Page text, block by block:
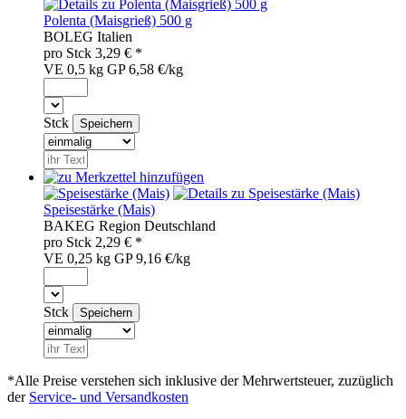
Polenta (Maisgrieß) 500 g
BOLEG Italien
pro Stck 3,29 € *
VE 0,5 kg GP 6,58 €/kg
Stck
Speisestärke (Mais)
BAKEG Region Deutschland
pro Stck 2,29 € *
VE 0,25 kg GP 9,16 €/kg
Stck
*Alle Preise verstehen sich inklusive der Mehrwertsteuer, zuzüglich
der Service- und Versandkosten